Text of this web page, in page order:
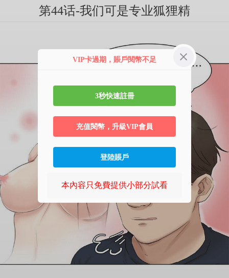
第44话-我们可是专业狐狸精
VIP卡過期，賬戶閱幣不足
3秒快速註冊
充值閱幣，升級VIP會員
登陸賬戶
本內容只免費提供小部分試看